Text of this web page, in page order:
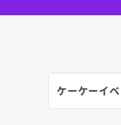
ケーケーイベ